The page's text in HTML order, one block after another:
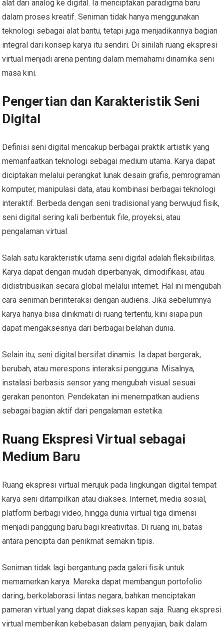
alat dari analog ke digital. Ia menciptakan paradigma baru
dalam proses kreatif. Seniman tidak hanya menggunakan
teknologi sebagai alat bantu, tetapi juga menjadikannya bagian
integral dari konsep karya itu sendiri. Di sinilah ruang ekspresi
virtual menjadi arena penting dalam memahami dinamika seni
masa kini.
Pengertian dan Karakteristik Seni
Digital
Definisi seni digital mencakup berbagai praktik artistik yang
memanfaatkan teknologi sebagai medium utama. Karya dapat
diciptakan melalui perangkat lunak desain grafis, pemrograman
komputer, manipulasi data, atau kombinasi berbagai teknologi
interaktif. Berbeda dengan seni tradisional yang berwujud fisik,
seni digital sering kali berbentuk file, proyeksi, atau
pengalaman virtual.
Salah satu karakteristik utama seni digital adalah fleksibilitas.
Karya dapat dengan mudah diperbanyak, dimodifikasi, atau
didistribusikan secara global melalui internet. Hal ini mengubah
cara seniman berinteraksi dengan audiens. Jika sebelumnya
karya hanya bisa dinikmati di ruang tertentu, kini siapa pun
dapat mengaksesnya dari berbagai belahan dunia.
Selain itu, seni digital bersifat dinamis. Ia dapat bergerak,
berubah, atau merespons interaksi pengguna. Misalnya,
instalasi berbasis sensor yang mengubah visual sesuai
gerakan penonton. Pendekatan ini menempatkan audiens
sebagai bagian aktif dari pengalaman estetika.
Ruang Ekspresi Virtual sebagai
Medium Baru
Ruang ekspresi virtual merujuk pada lingkungan digital tempat
karya seni ditampilkan atau diakses. Internet, media sosial,
platform berbagi video, hingga dunia virtual tiga dimensi
menjadi panggung baru bagi kreativitas. Di ruang ini, batas
antara pencipta dan penikmat semakin tipis.
Seniman tidak lagi bergantung pada galeri fisik untuk
memamerkan karya. Mereka dapat membangun portofolio
daring, berkolaborasi lintas negara, bahkan menciptakan
pameran virtual yang dapat diakses kapan saja. Ruang ekspresi
virtual memberikan kebebasan dalam penyajian, baik dalam